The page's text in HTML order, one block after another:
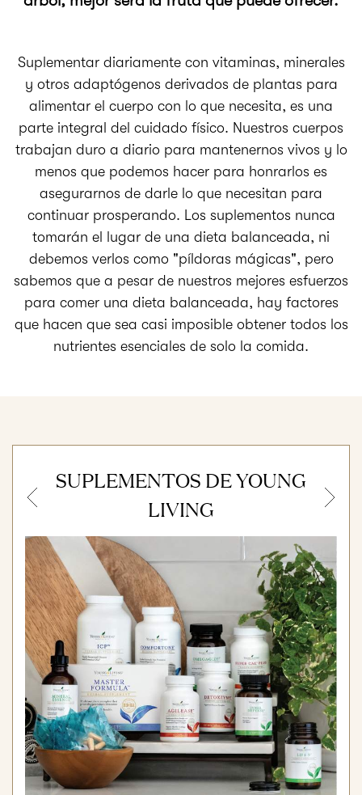
Suplementar diariamente con vitaminas, minerales
y otros adaptógenos derivados de plantas para
alimentar el cuerpo con lo que necesita, es una
parte integral del cuidado físico. Nuestros cuerpos
trabajan duro a diario para mantenernos vivos y lo
menos que podemos hacer para honrarlos es
asegurarnos de darle lo que necesitan para
continuar prosperando. Los suplementos nunca
tomarán el lugar de una dieta balanceada, ni
debemos verlos como "píldoras mágicas", pero
sabemos que a pesar de nuestros mejores esfuerzos
para comer una dieta balanceada, hay factores
que hacen que sea casi imposible obtener todos los
nutrientes esenciales de solo la comida.
Previous
SUPLEMENTOS DE YOUNG
LIVING